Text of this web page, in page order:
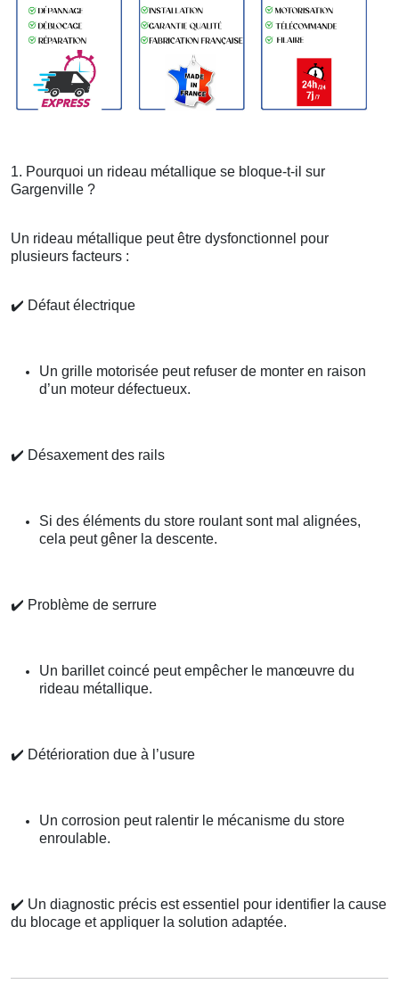
1. Pourquoi un rideau métallique se bloque-t-il sur
Gargenville ?
Un rideau métallique peut être dysfonctionnel pour
plusieurs facteurs :
✔️ Défaut électrique
Un grille motorisée peut refuser de monter en raison
d’un moteur défectueux.
✔️ Désaxement des rails
Si des éléments du store roulant sont mal alignées,
cela peut gêner la descente.
✔️ Problème de serrure
Un barillet coincé peut empêcher le manœuvre du
rideau métallique.
✔️ Détérioration due à l’usure
Un corrosion peut ralentir le mécanisme du store
enroulable.
✔️ Un diagnostic précis est essentiel pour identifier la cause
du blocage et appliquer la solution adaptée.